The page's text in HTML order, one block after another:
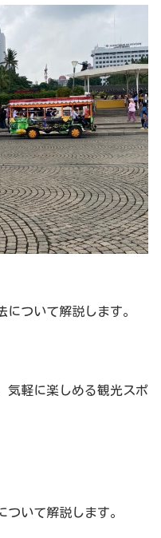
ついて解説します。
気軽に楽しめる観光スポ
ついて解説します。